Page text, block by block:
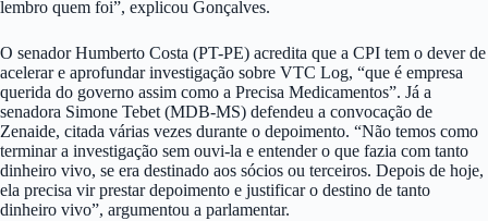
lembro quem foi”, explicou Gonçalves.
O senador Humberto Costa (PT-PE) acredita que a CPI tem o dever de
acelerar e aprofundar investigação sobre VTC Log, “que é empresa
querida do governo assim como a Precisa Medicamentos”. Já a
senadora Simone Tebet (MDB-MS) defendeu a convocação de
Zenaide, citada várias vezes durante o depoimento. “Não temos como
terminar a investigação sem ouvi-la e entender o que fazia com tanto
dinheiro vivo, se era destinado aos sócios ou terceiros. Depois de hoje,
ela precisa vir prestar depoimento e justificar o destino de tanto
dinheiro vivo”, argumentou a parlamentar.